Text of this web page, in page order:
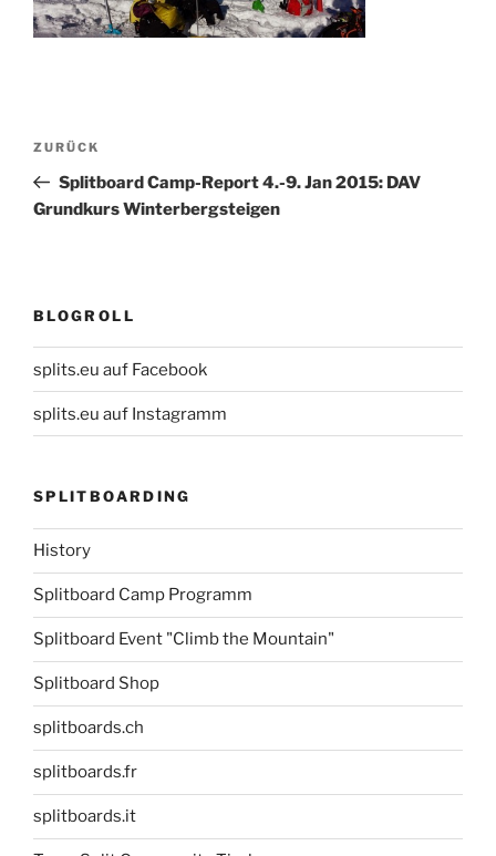
Beitragsnavigation
Vorheriger
Beitrag
ZURÜCK
Splitboard Camp-Report 4.-9. Jan 2015: DAV
Grundkurs Winterbergsteigen
BLOGROLL
splits.eu auf Facebook
splits.eu auf Instagramm
SPLITBOARDING
History
Splitboard Camp Programm
Splitboard Event "Climb the Mountain"
Splitboard Shop
splitboards.ch
splitboards.fr
splitboards.it